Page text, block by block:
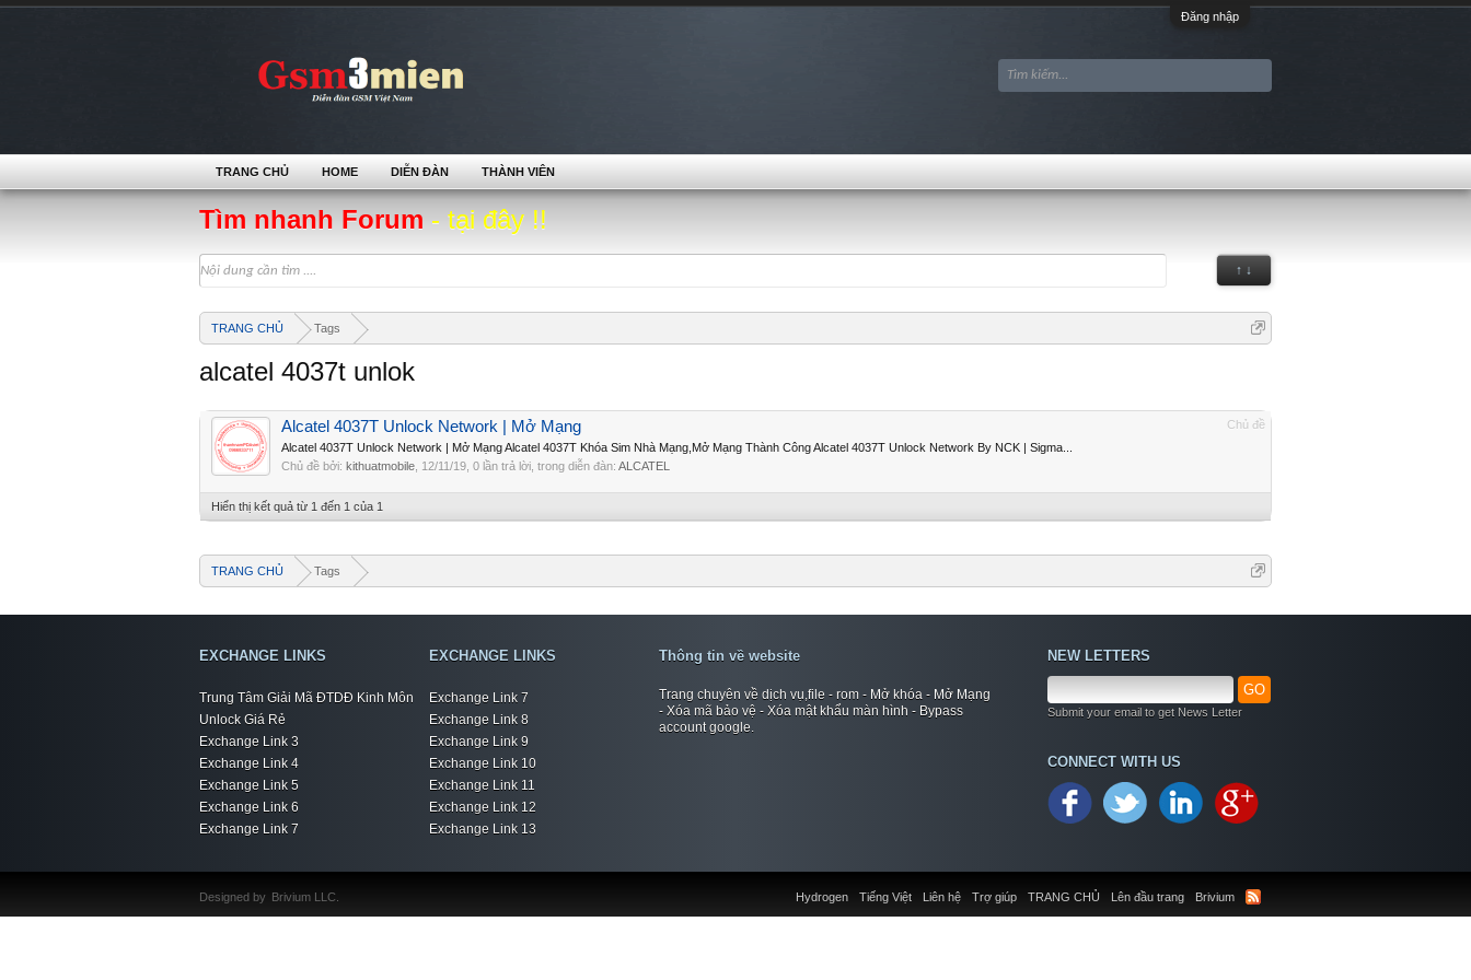
Đăng nhập
Tìm nhanh Forum - tại đây !!
↑ ↓
TRANG CHỦ Tags
alcatel 4037t unlok
Chủ đề
Alcatel 4037T Unlock Network | Mở Mạng
Alcatel 4037T Unlock Network | Mở Mạng Alcatel 4037T Khóa Sim Nhà Mạng,Mở Mạng Thành Công Alcatel 4037T Unlock Network By NCK | Sigma...
Chủ đề bởi: kithuatmobile 12/11/19 , 0 lần trả lời, trong diễn đàn: ALCATEL
Hiển thị kết quả từ 1 đến 1 của 1
TRANG CHỦ Tags
TRANG CHỦ HOME DIỄN ĐÀN THÀNH VIÊN
EXCHANGE LINKS
Trung Tâm Giải Mã ĐTDĐ Kinh Môn
Unlock Giá Rẻ
Exchange Link 3
Exchange Link 4
Exchange Link 5
Exchange Link 6
Exchange Link 7
EXCHANGE LINKS
Exchange Link 7
Exchange Link 8
Exchange Link 9
Exchange Link 10
Exchange Link 11
Exchange Link 12
Exchange Link 13
Thông tin về website
Trang chuyên về dịch vụ,file - rom - Mở khóa - Mở Mạng
- Xóa mã bảo vệ - Xóa mật khẩu màn hình - Bypass
account google.
NEW LETTERS
GO
Submit your email to get News Letter
CONNECT WITH US
Liên hệ Trợ giúp TRANG CHỦ Lên đầu trang Brivium
Hydrogen Tiếng Việt
Designed by Brivium LLC.